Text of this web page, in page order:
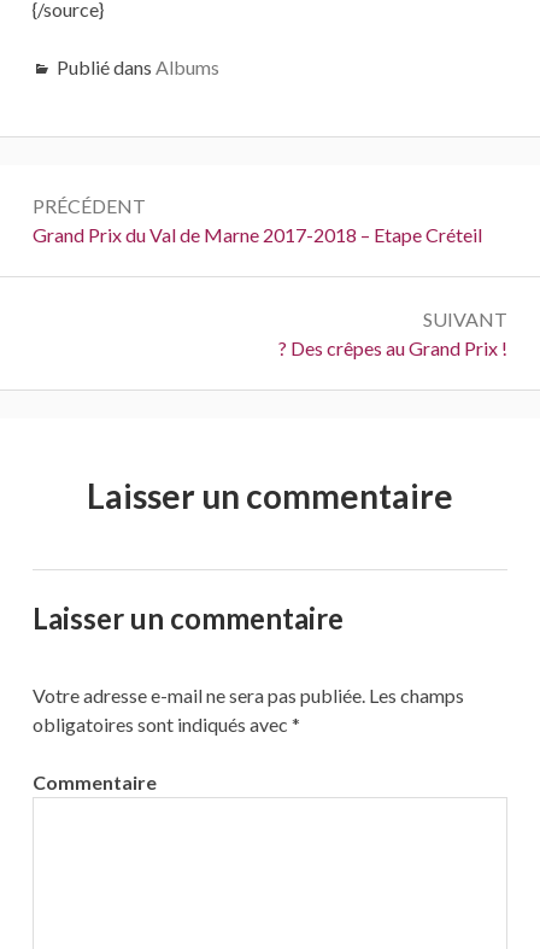
{/source}
Publié dans Albums
Navigation
de
l’article
PRÉCÉDENT
Précédent :
Grand Prix du Val de Marne 2017-2018 – Etape Créteil
SUIVANT
Suivant :
? Des crêpes au Grand Prix !
Laisser un commentaire
Laisser un commentaire
Votre adresse e-mail ne sera pas publiée.Les champs
obligatoires sont indiqués avec *
Commentaire